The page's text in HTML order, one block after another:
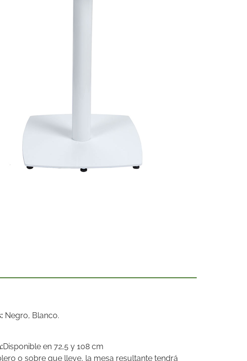
Negro, Blanco.
Disponible en 72,5 y 108 cm
o sobre que lleve, la mesa resultante tendrá